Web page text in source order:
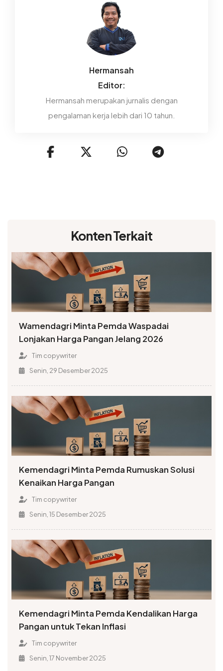
Hermansah
Editor:
Hermansah merupakan jurnalis dengan
pengalaman kerja lebih dari 10 tahun.
Konten Terkait
Wamendagri Minta Pemda Waspadai
Lonjakan Harga Pangan Jelang 2026
Tim copywriter
Senin, 29 Desember 2025
Kemendagri Minta Pemda Rumuskan Solusi
Kenaikan Harga Pangan
Tim copywriter
Senin, 15 Desember 2025
Kemendagri Minta Pemda Kendalikan Harga
Pangan untuk Tekan Inflasi
Tim copywriter
Senin, 17 November 2025